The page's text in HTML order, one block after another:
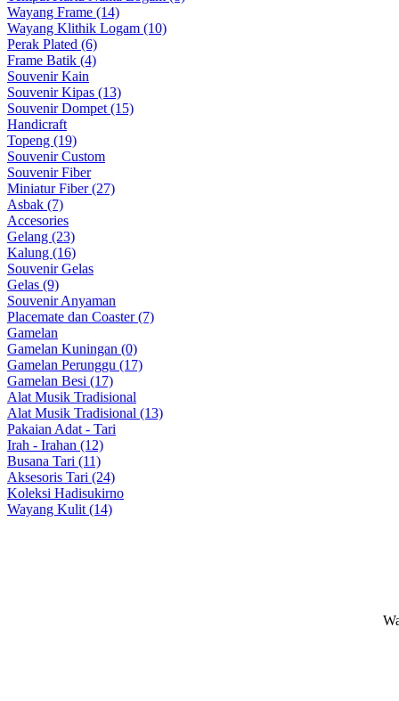
Wayang Frame (14)
Wayang Klithik Logam (10)
Perak Plated (6)
Frame Batik (4)
Souvenir Kain
Souvenir Kipas (13)
Souvenir Dompet (15)
Handicraft
Topeng (19)
Souvenir Custom
Souvenir Fiber
Miniatur Fiber (27)
Asbak (7)
Accesories
Gelang (23)
Kalung (16)
Souvenir Gelas
Gelas (9)
Souvenir Anyaman
Placemate dan Coaster (7)
Gamelan
Gamelan Kuningan (0)
Gamelan Perunggu (17)
Gamelan Besi (17)
Alat Musik Tradisional
Alat Musik Tradisional (13)
Pakaian Adat - Tari
Irah - Irahan (12)
Busana Tari (11)
Aksesoris Tari (24)
Koleksi Hadisukirno
Wayang Kulit (14)